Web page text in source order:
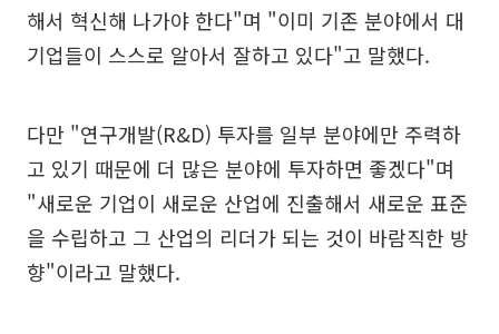
해서 혁신해 나가야 한다"며 "이미 기존 분야에서 대
기업들이 스스로 알아서 잘하고 있다"고 말했다.
다만 "연구개발(R&D) 투자를 일부 분야에만 주력하
고 있기 때문에 더 많은 분야에 투자하면 좋겠다"며
"새로운 기업이 새로운 산업에 진출해서 새로운 표준
을 수립하고 그 산업의 리더가 되는 것이 바람직한 방
향"이라고 말했다.